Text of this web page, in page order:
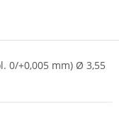
0/+0,005 mm) Ø 3,55